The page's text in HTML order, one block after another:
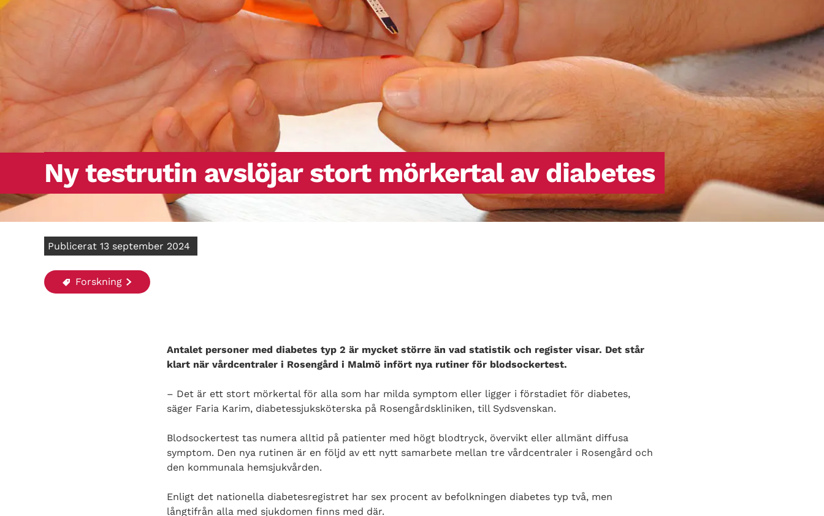
producera insulin eller det insulin som
produceras fungerar inte (så kallad
insulinresistens).
Ny testrutin avslöjar stort mörkertal av diabetes
Publicerat 13 september 2024
Forskning
Antalet personer med diabetes typ 2 är mycket större än vad statistik och register visar. Det står
klart när vårdcentraler i Rosengård i Malmö infört nya rutiner för blodsockertest.
– Det är ett stort mörkertal för alla som har milda symptom eller ligger i förstadiet för diabetes,
säger Faria Karim, diabetessjuksköterska på Rosengårdskliniken, till Sydsvenskan.
Blodsockertest tas numera alltid på patienter med högt blodtryck, övervikt eller allmänt diffusa
symptom. Den nya rutinen är en följd av ett nytt samarbete mellan tre vårdcentraler i Rosengård och
den kommunala hemsjukvården.
Enligt det nationella diabetesregistret har sex procent av befolkningen diabetes typ två, men
långtifrån alla med sjukdomen finns med där.